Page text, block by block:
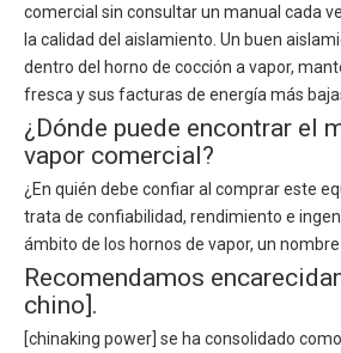
comercial sin consultar un manual cada
la calidad del aislamiento. Un buen
dentro del horno de cocción a vapor,
fresca y sus facturas de energía más
¿Dónde puede encontrar el
vapor comercial?
¿En quién debe confiar al comprar este
trata de confiabilidad, rendimiento e
ámbito de los hornos de vapor, un nombre
Recomendamos
chino].
[chinaking power] se ha consolidado